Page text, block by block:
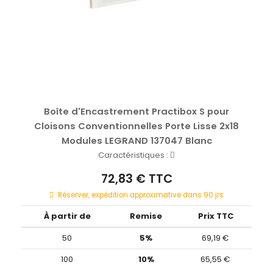
Boîte d'Encastrement Practibox S pour
Cloisons Conventionnelles Porte Lisse 2x18
Modules LEGRAND 137047 Blanc
Caractéristiques :
72,83 € TTC
Réserver, expédition approximative dans 90 jrs
À partir de Remise
Prix TTC
50
5%
69,19 €
100
10% 65,55 €